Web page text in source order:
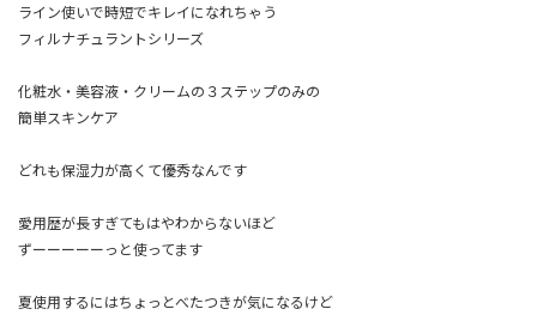
ライン使いで時短でキレイになれちゃう
フィルナチュラントシリーズ
化粧水・美容液・クリームの３ステップのみの
簡単スキンケア
どれも保湿力が高くて優秀なんです
愛用歴が長すぎてもはやわからないほど
ずーーーーーっと使ってます
夏使用するにはちょっとべたつきが気になるけど